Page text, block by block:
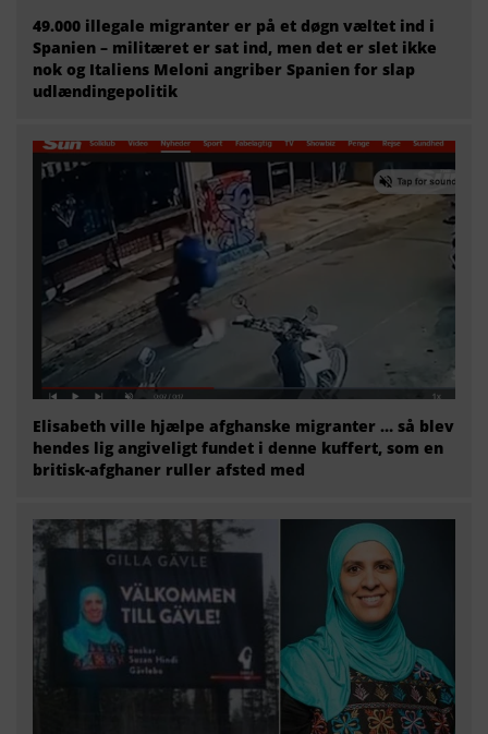
49.000 illegale migranter er på et døgn væltet ind i
Spanien – militæret er sat ind, men det er slet ikke
nok og Italiens Meloni angriber Spanien for slap
udlændingepolitik
Elisabeth ville hjælpe afghanske migranter … så blev
hendes lig angiveligt fundet i denne kuffert, som en
britisk-afghaner ruller afsted med